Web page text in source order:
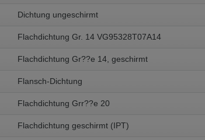
than the selected one. This website is also
Dichtung ungeschirmt
Flachdichtung Gr. 14 VG95328T07A14
Flachdichtung Gr??e 14, geschirmt
Flansch-Dichtung
Flachdichtung Grr??e 20
Flachdichtung geschirmt (IPT)